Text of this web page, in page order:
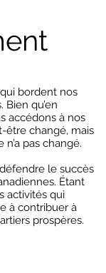
bordent nos
qu’en
accédons à nos
être changé, mais
pas changé.
le succès
Étant
activités qui
à contribuer à
prospères.